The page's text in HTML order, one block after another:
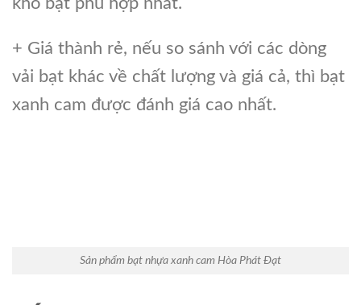
+ Giá thành rẻ, nếu so sánh với các dòng
vải bạt khác về chất lượng và giá cả, thì bạt
xanh cam được đánh giá cao nhất.
Sản phẩm bạt nhựa xanh cam Hòa Phát Đạt